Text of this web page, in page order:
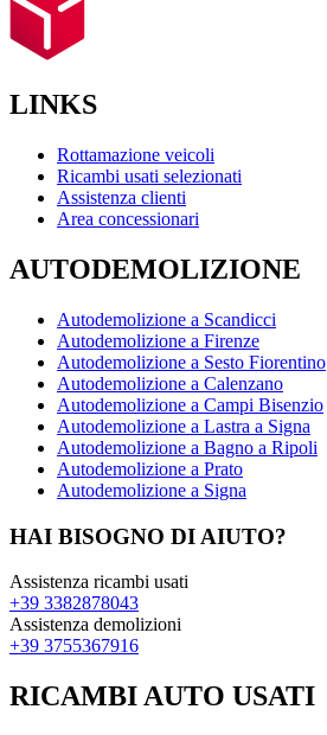
LINKS
Rottamazione veicoli
Ricambi usati selezionati
Assistenza clienti
Area concessionari
AUTODEMOLIZIONE
Autodemolizione a Scandicci
Autodemolizione a Firenze
Autodemolizione a Sesto Fiorentino
Autodemolizione a Calenzano
Autodemolizione a Campi Bisenzio
Autodemolizione a Lastra a Signa
Autodemolizione a Bagno a Ripoli
Autodemolizione a Prato
Autodemolizione a Signa
HAI BISOGNO DI AIUTO?
Assistenza ricambi usati
+39 3382878043
Assistenza demolizioni
+39 3755367916
RICAMBI AUTO USATI